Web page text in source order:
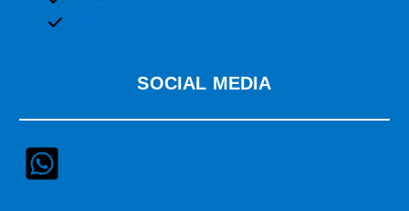
SOCIAL MEDIA